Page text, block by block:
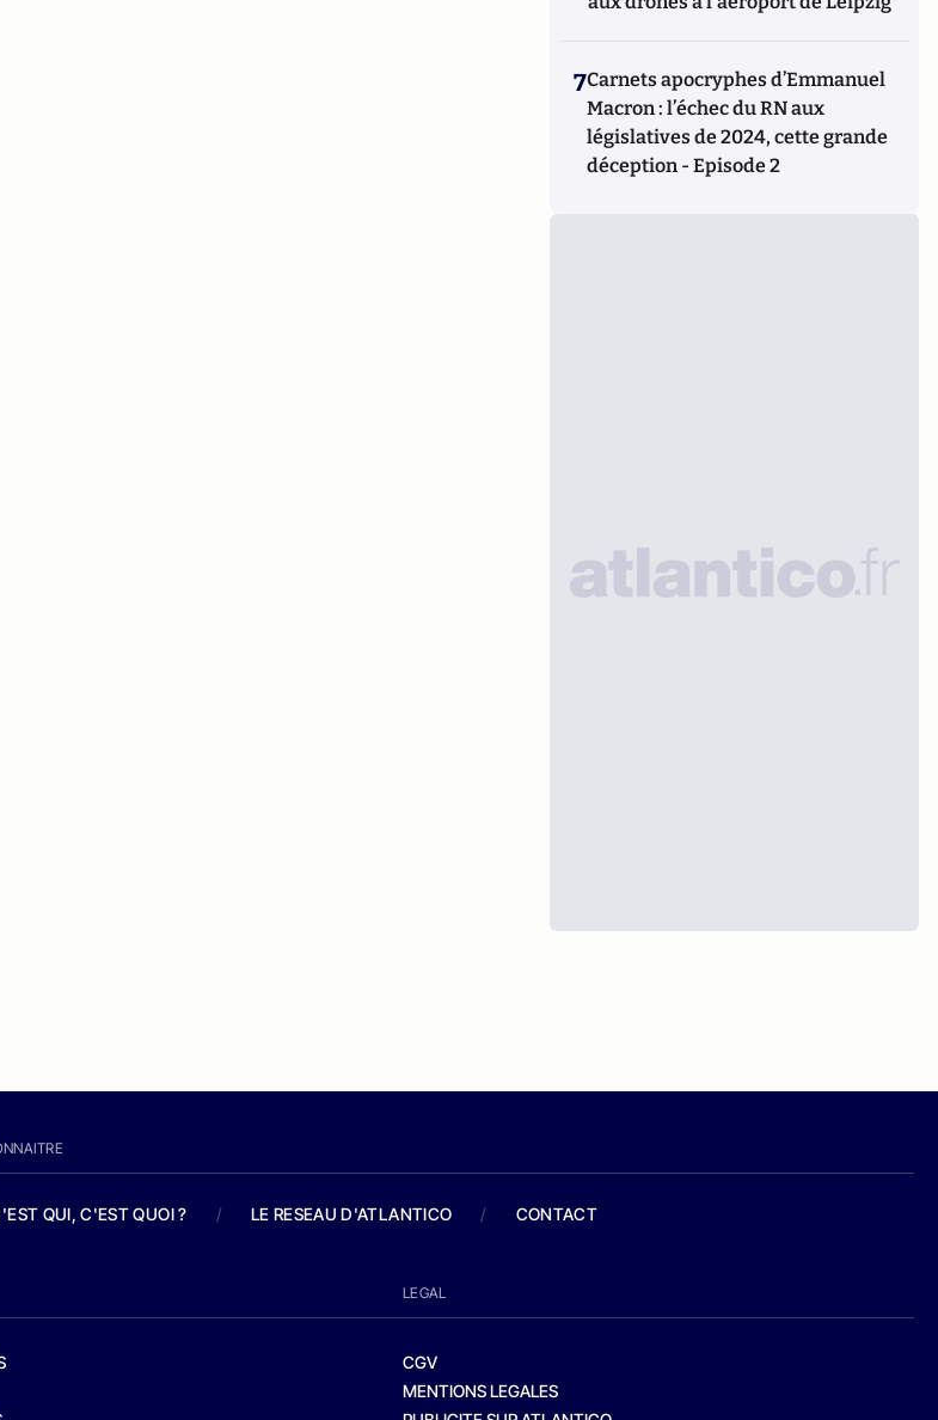
7Carnets apocryphes d’Emmanuel
Macron : l’échec du RN aux
législatives de 2024, cette grande
déception - Episode 2
QUI, C'EST QUOI ? / LE RESEAU D'ATLANTICO / CONTACT
LEGAL
CGV
MENTIONS LEGALES